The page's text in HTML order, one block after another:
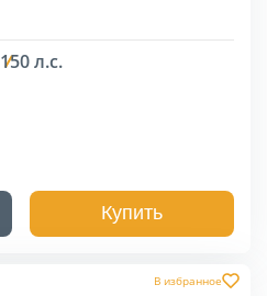
150 л.с.
Купить
В избранное